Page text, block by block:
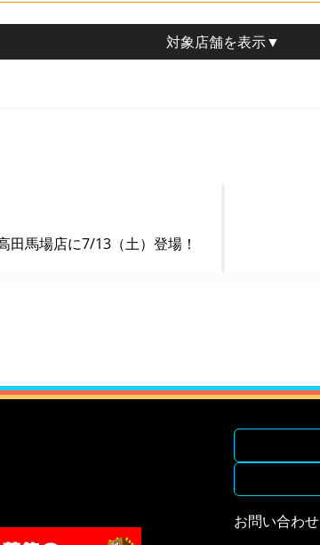
対象店舗を表示▼
田馬場店に7/13（土）登場！
お問い合わせ